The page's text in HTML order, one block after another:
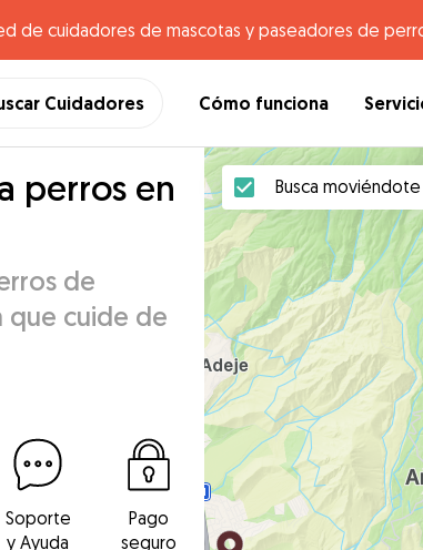
de cuidadores de mascotas y paseadores de
Cuidadores Cómo funciona
perros en
de
que cuide de
Soporte
y Ayuda
Pago
seguro
Busca